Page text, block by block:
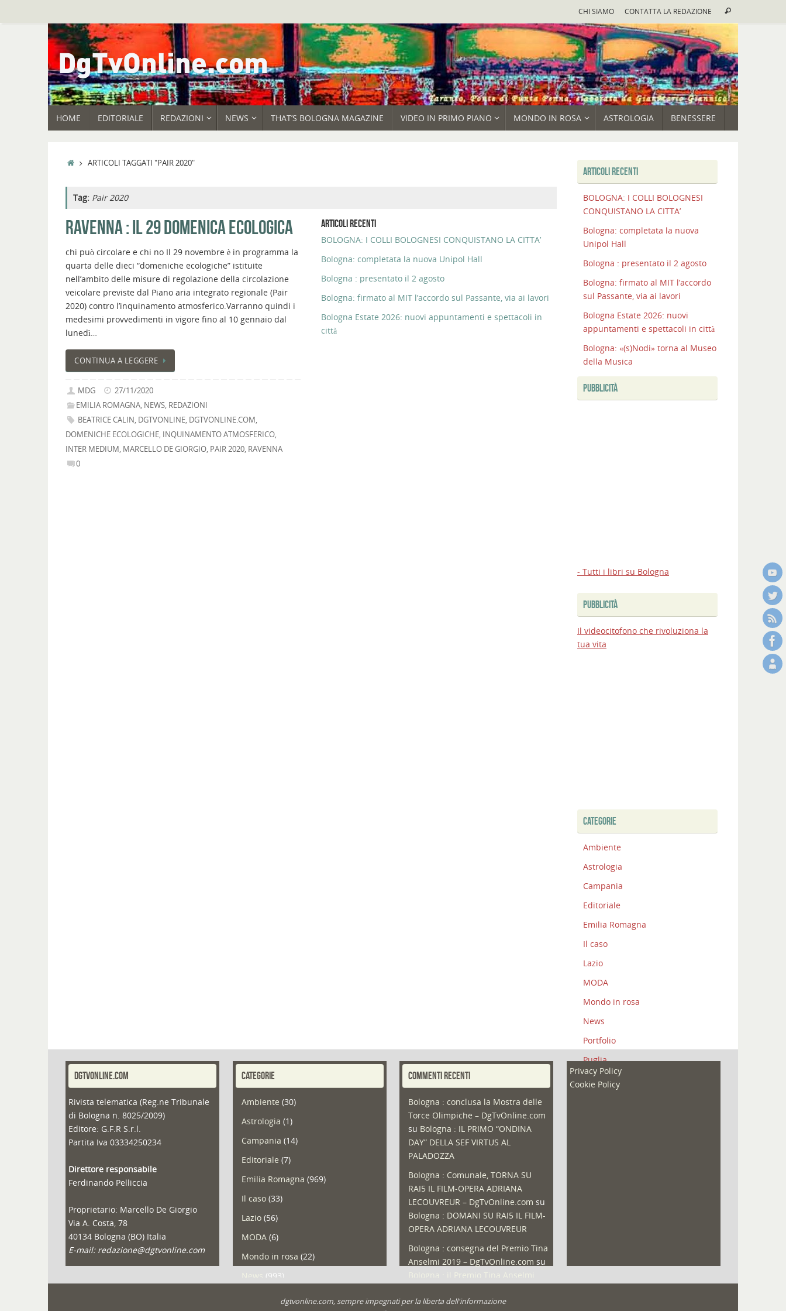
CHI SIAMO CONTATTA LA REDAZIONE Cerca
HOME EDITORIALE REDAZIONI NEWS THAT’S BOLOGNA MAGAZINE VIDEO IN PRIMO PIANO MONDO IN ROSA ASTROLOGIA BENESSERE
HOMEARTICOLI TAGGATI "PAIR 2020"
Tag: Pair 2020
RAVENNA : IL 29 DOMENICA ECOLOGICA
chi può circolare e chi no Il 29 novembre è in programma la
quarta delle dieci “domeniche ecologiche” istituite
nell’ambito delle misure di regolazione della circolazione
veicolare previste dal Piano aria integrato regionale (Pair
2020) contro l’inquinamento atmosferico.Varranno quindi i
medesimi provvedimenti in vigore fino al 10 gennaio dal
lunedì…
CONTINUA A LEGGERE
MDG
27/11/2020
EMILIA ROMAGNA, NEWS, REDAZIONI
BEATRICE CALIN, DGTVONLINE, DGTVONLINE.COM,
DOMENICHE ECOLOGICHE, INQUINAMENTO ATMOSFERICO,
INTER MEDIUM, MARCELLO DE GIORGIO, PAIR 2020, RAVENNA
0
ARTICOLI RECENTI
BOLOGNA: I COLLI BOLOGNESI CONQUISTANO LA CITTA’
Bologna: completata la nuova Unipol Hall
Bologna : presentato il 2 agosto
Bologna: firmato al MIT l’accordo sul Passante, via ai lavori
Bologna Estate 2026: nuovi appuntamenti e spettacoli in
città
ARTICOLI RECENTI
BOLOGNA: I COLLI BOLOGNESI
CONQUISTANO LA CITTA’
Bologna: completata la nuova
Unipol Hall
Bologna : presentato il 2 agosto
Bologna: firmato al MIT l’accordo
sul Passante, via ai lavori
Bologna Estate 2026: nuovi
appuntamenti e spettacoli in città
Bologna: «(s)Nodi» torna al Museo
della Musica
PUBBLICITÀ
- Tutti i libri su Bologna
PUBBLICITÀ
Il videocitofono che rivoluziona la
tua vita
CATEGORIE
Ambiente
Astrologia
Campania
Editoriale
Emilia Romagna
Il caso
Lazio
MODA
Mondo in rosa
News
Portfolio
Puglia
Redazioni
DGTVONLINE.COM
Rivista telematica (Reg.ne Tribunale
di Bologna n. 8025/2009)
Editore: G.F.R S.r.l.
Partita Iva 03334250234
Direttore responsabile
Ferdinando Pelliccia
Proprietario: Marcello De Giorgio
Via A. Costa, 78
40134 Bologna (BO) Italia
E-mail: redazione@dgtvonline.com
CATEGORIE
Ambiente (30)
Astrologia (1)
Campania (14)
Editoriale (7)
Emilia Romagna (969)
Il caso(33)
Lazio(56)
MODA(6)
Mondo in rosa (22)
(993)
COMMENTI RECENTI
Bologna : conclusa la Mostra delle
Torce Olimpiche – DgTvOnline.com
su Bologna : IL PRIMO “ONDINA
DAY” DELLA SEF VIRTUS AL
PALADOZZA
Bologna : Comunale, TORNA SU
RAI5 IL FILM-OPERA ADRIANA
LECOUVREUR – DgTvOnline.com su
Bologna : DOMANI SU RAI5 IL FILM-
OPERA ADRIANA LECOUVREUR
Bologna : consegna del Premio Tina
Anselmi 2019 – DgTvOnline.com su
Privacy Policy
Cookie Policy
dgtvonline.com, sempre impegnati per la liberta dell'informazione